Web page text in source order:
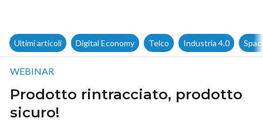
Ultimi articoli Digital Economy Telco Industria 4.0
WEBINAR
Prodotto rintracciato, prodotto
sicuro!